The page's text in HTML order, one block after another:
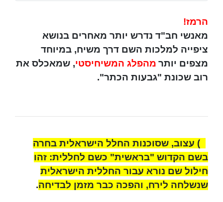
הרמז!
מאנשי חב"ד נדרש יותר מאחרים בנושא
ציפייה למלכות השם דרך משיח, במיוחד
מצפים יותר מהפלג המשיחיסטי, שמאכלס את
רוב שכונת "גבעות הכתר".
3) עצוב, שסוכנות החלל הישראלית בחרה
בשם הקדוש "בראשית" כשם לחללית: זהו
חילול שם נורא עבור החללית הישראלית
שנשלחה לירח, והפכה כבר מזמן לבדיחה.